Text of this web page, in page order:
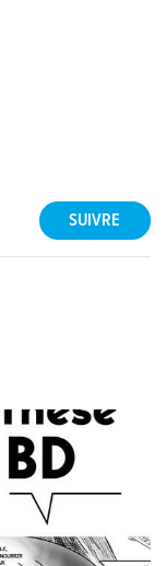
SUIVRE